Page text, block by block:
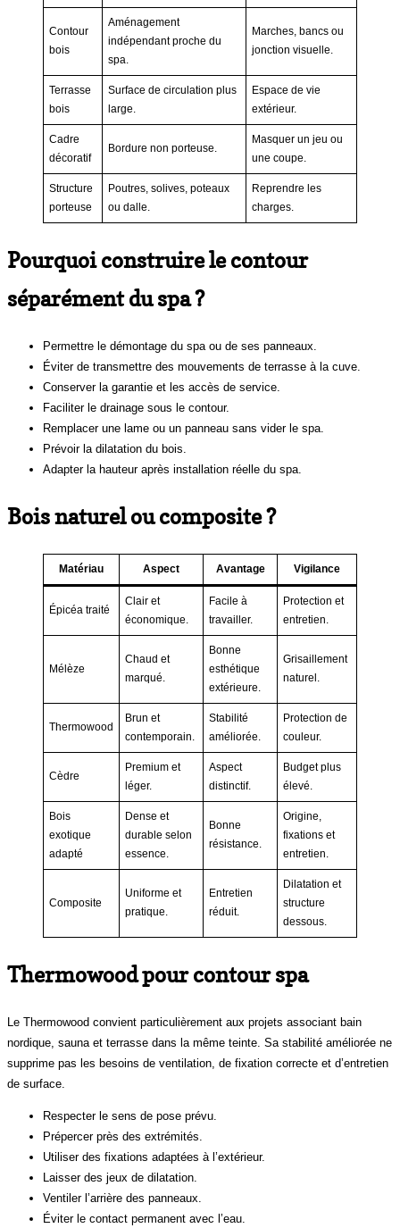
Contour
bois
Aménagement
indépendant proche du
spa.
Marches, bancs ou
jonction visuelle.
Terrasse
bois
Surface de circulation plus
large.
Espace de vie
extérieur.
Cadre
décoratif
Bordure non porteuse.
Masquer un jeu ou
une coupe.
Structure
porteuse
Poutres, solives, poteaux
ou dalle.
Reprendre les
charges.
Pourquoi construire le contour
séparément du spa ?
Permettre le démontage du spa ou de ses panneaux.
Éviter de transmettre des mouvements de terrasse à la cuve.
Conserver la garantie et les accès de service.
Faciliter le drainage sous le contour.
Remplacer une lame ou un panneau sans vider le spa.
Prévoir la dilatation du bois.
Adapter la hauteur après installation réelle du spa.
Bois naturel ou composite ?
Matériau Aspect Avantage Vigilance
Épicéa traité
Clair et
économique.
Facile à
travailler.
Protection et
entretien.
Mélèze
Chaud et
marqué.
Bonne
esthétique
extérieure.
Grisaillement
naturel.
Thermowood
Brun et
contemporain.
Stabilité
améliorée.
Protection de
couleur.
Cèdre
Premium et
léger.
Aspect
distinctif.
Budget plus
élevé.
Bois
exotique
adapté
Dense et
durable selon
essence.
Bonne
résistance.
Origine,
fixations et
entretien.
Composite
Uniforme et
pratique.
Entretien
réduit.
Dilatation et
structure
dessous.
Thermowood pour contour spa
Le Thermowood convient particulièrement aux projets associant bain
nordique, sauna et terrasse dans la même teinte. Sa stabilité améliorée ne
supprime pas les besoins de ventilation, de fixation correcte et d’entretien
de surface.
Respecter le sens de pose prévu.
Prépercer près des extrémités.
Utiliser des fixations adaptées à l’extérieur.
Laisser des jeux de dilatation.
Ventiler l’arrière des panneaux.
Éviter le contact permanent avec l’eau.